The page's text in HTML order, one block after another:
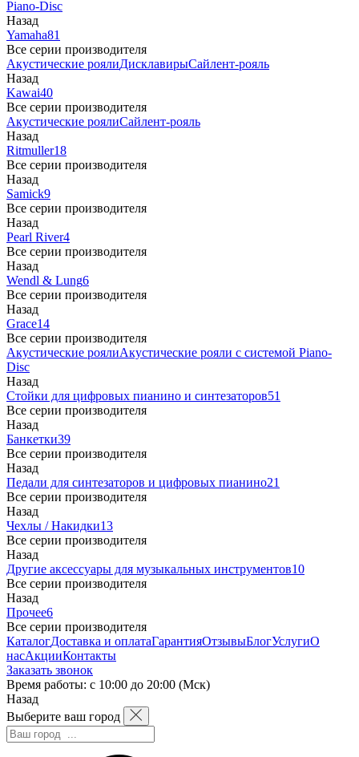
Piano-Disc
Назад
Yamaha81
Все серии производителя
Акустические роялиДисклавирыСайлент-рояль
Назад
Kawai40
Все серии производителя
Акустические роялиСайлент-рояль
Назад
Ritmuller18
Все серии производителя
Назад
Samick9
Все серии производителя
Назад
Pearl River4
Все серии производителя
Назад
Wendl & Lung6
Все серии производителя
Назад
Grace14
Все серии производителя
Акустические роялиАкустические рояли с системой Piano-
Disc
Назад
Стойки для цифровых пианино и синтезаторов51
Все серии производителя
Назад
Банкетки39
Все серии производителя
Назад
Педали для синтезаторов и цифровых пианино21
Все серии производителя
Назад
Чехлы / Накидки13
Все серии производителя
Назад
Другие аксессуары для музыкальных инструментов10
Все серии производителя
Назад
Прочее6
Все серии производителя
КаталогДоставка и оплатаГарантияОтзывыБлогУслугиО
насАкцииКонтакты
Заказать звонок
Время работы: с 10:00 до 20:00 (Мск)
Назад
Выберите ваш город